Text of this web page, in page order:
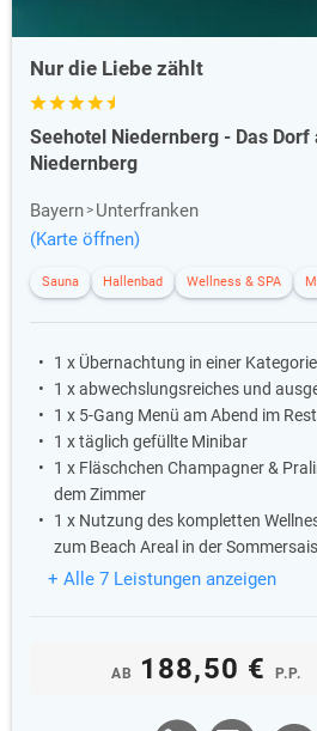
Nur die Liebe zählt
Seehotel Niedernberg - Das Dorf
Niedernberg
Bayern
Unterfranken
(Karte öffnen)
Sauna Hallenbad Wellness & SPA
1 x Übernachtung in einer
1 x abwechslungsreiches und
1 x 5-Gang Menü am Abend im
1 x täglich gefüllte Minibar
1 x Fläschchen Champagner &
dem Zimmer
1 x Nutzung des kompletten
zum Beach Areal in der
+ Alle 7 Leistungen anzeigen
AB 188,50 € P.P.